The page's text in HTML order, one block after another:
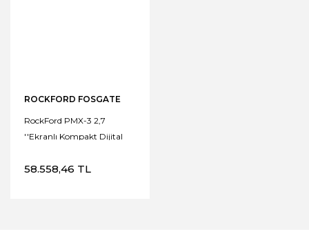
ROCKFORD FOSGATE
RockFord PMX-3 2,7
''Ekranlı Kompakt Dijital
58.558,46 TL